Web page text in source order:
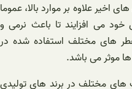
اخیر علاوه بر موارد بالا، عموما
خود می افزایند تا باعث نرمی و
های مختلف استفاده شده در
موثر می باشد.
مختلف در برند های تولیدی